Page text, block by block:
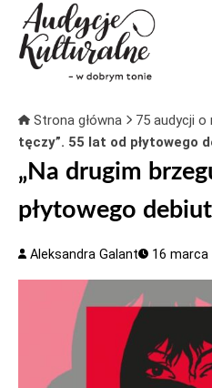
Strona główna 75 audycji o
tęczy”. 55 lat od płytowego
„Na drugim
płytowego
Aleksandra Galant 16 marca